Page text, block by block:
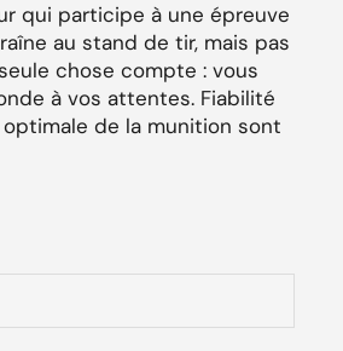
qui participe à une épreuve
au stand de tir, mais pas
chose compte : vous
à vos attentes. Fiabilité
de la munition sont